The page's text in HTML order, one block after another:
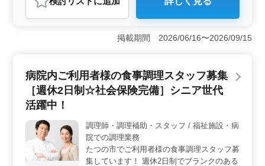
おすすめポイント
＜安定した勤務環境＞ 兵庫県たつの市龍野町堂本字天
神で、自動車整備士の募集があります。中高年の方々が
活躍しており、残業は少なめで長期的な雇用を提供して
る職場＞ 3級自動車整備士以上の資格と5年以上の経験
が必要ですが、メカニック経験がある方なら歓迎されま
す。本竜野駅からのアクセスも良好で、車での通勤も可
能です。 ＜充実の福利厚生＞ 年収は400万円から
520万円で、通勤手当は全額支給されます。賞与も年2回
あり、雇用、労災、健康、厚生の福利厚生が整っていま
す。安定した職場環境で、キャリアを積んでいきましょ
う。
掲載期間 2026/06/16〜2026/09/15
病院内ご利用者様の食事調理スタッフ募集
［週休2日制☆社会保険完備］シニア世代
活躍中！
調理師・調理補助・スタッフ / 福祉施設・病
院での調理業務
たつの市でご利用者様の食事調理スタッフ募
集しています！ 週休2日制でブランクのある